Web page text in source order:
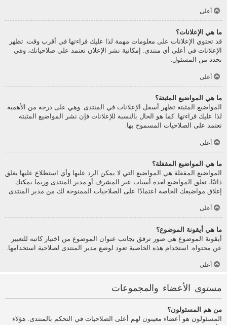
أعلى
ما هي الإعلانات؟
قد تحتوي الإعلانات على معلومات مهمة لذا عليك قراءتها في أقرب وقت. تظهر
الإعلانات في أعلى أي منتدى. إمكانية نشر الإعلان تعتمد على صلاحياتك، وهي
تحدد من المسئول.
أعلى
ما هي المواضيع المثبتة؟
المواضيع المثبتة تظهر أسفل الإعلانات في المنتدى. وهي على درجة من الأهمية
لذا عليك قراءتها. كما هو الحال بالنسبة للإعلانات فإن نشر المواضيع المثبتة
تعتمد على الصلاحيات المسموح بها.
أعلى
ما هي المواضيع المقفلة؟
المواضيع المقفلة هي المواضيع التي لا يمكن الرد عليها وأي استطلاع عليها يغلق
ذاتيًا، تغلق المواضيع لعدة أسباب عبر المشرف أو مدير المنتدى وربما يمكنك
إغلاق مواضيعك الخاصة اعتمادًا على الصلاحيات الممنوحة لك من مدير المنتدى.
أعلى
ما هي أيقونة الموضوع؟
أيقونة الموضوع هي صور ترفق بجانب عنوان الموضوع من اختيار كاتبه للتعبير
عن محتواه. استخدام هذه الخاصية تعود لوضع مدير المنتدى لصلاحية استخدامها.
أعلى
مستوى الأعضاء والمجموعات
من هم المسئولون؟
المسئولون هو أعضاء معينون لهم أعلى الصلاحيات في التحكم بالمنتدى. هؤلاء